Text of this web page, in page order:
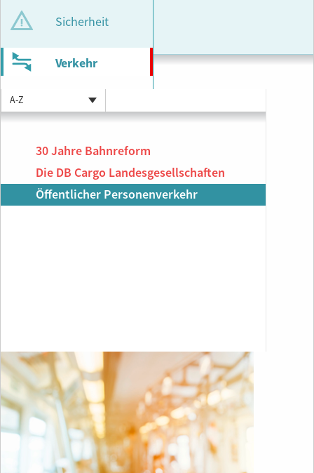
Sicherheit
Verkehr
A-Z
30 Jahre Bahnreform
Die DB Cargo Landesgesellschaften
Öffentlicher Personenverkehr